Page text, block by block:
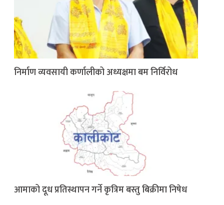
निर्माण व्यवसायी कर्णालीको अध्यक्षमा बम निर्विरोध
आमाको दूध प्रतिस्थापन गर्ने कृत्रिम बस्तु बिक्रीमा निषेध